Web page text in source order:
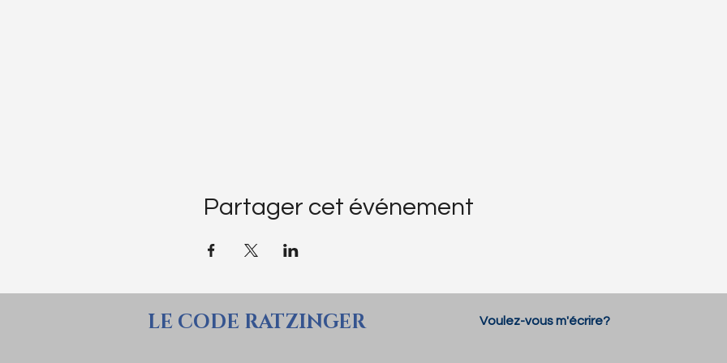
Partager cet événement
LE CODE RATZINGER Voulez-vous m'écrire?